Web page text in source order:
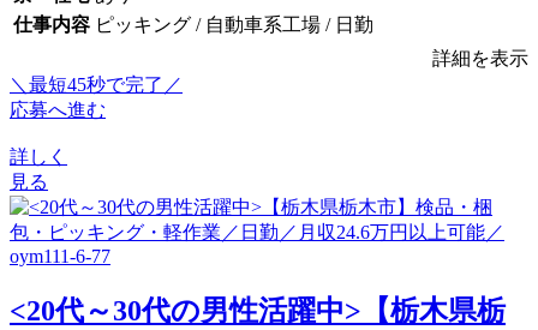
仕事内容 ピッキング / 自動車系工場 / 日勤
詳細を表示
＼最短45秒で完了／
応募へ進む
詳しく
見る
<20代～30代の男性活躍中>【栃木県栃